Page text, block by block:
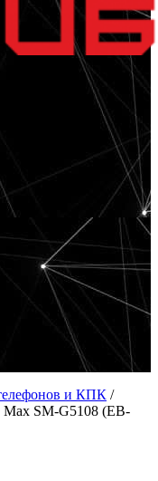
и КПК /
Max SM-G5108 (EB-